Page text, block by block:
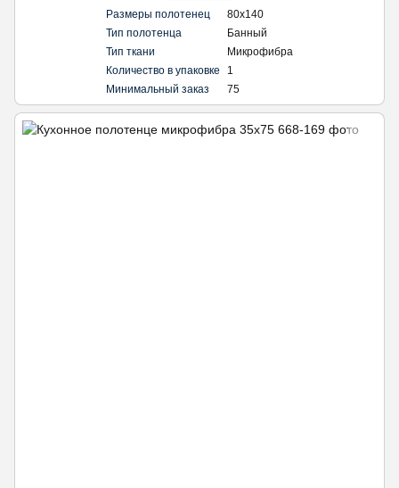
Размеры полотенец
80х140
Тип полотенца
Банный
Тип ткани
Микрофибра
Количество в упаковке
1
Минимальный заказ
75